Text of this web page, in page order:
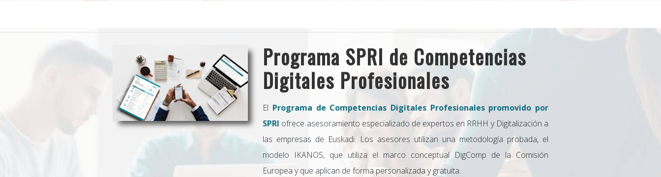
Programa SPRI de Competencias
Digitales Profesionales
El Programa de Competencias Digitales Profesionales promovido por
SPRI ofrece asesoramiento especializado de expertos en RRHH y Digitalización a
las empresas de Euskadi. Los asesores utilizan una metodología probada, el
modelo IKANOS, que utiliza el marco conceptual DigComp de la Comisión
Europea y que aplican de forma personalizada y gratuita.